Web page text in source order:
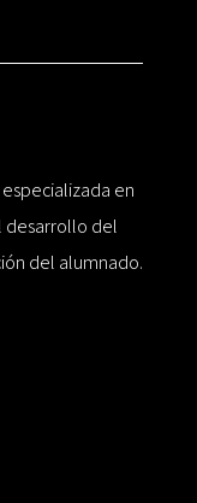
en
desarrollo del
del alumnado.